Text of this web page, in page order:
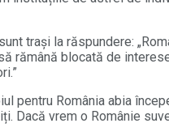
trași la răspundere:
rămână blocată de
pentru România abia
Dacă vrem o Românie